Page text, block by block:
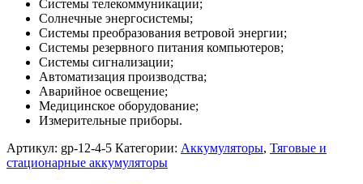
Системы телекоммуникации;
Солнечные энергосистемы;
Системы преобразования ветровой энергии;
Системы резервного питания компьютеров;
Системы сигнализации;
Автоматизация производства;
Аварийное освещение;
Медицинское оборудование;
Измерительные приборы.
Артикул: gp-12-4-5 Категории: Аккумуляторы, Тяговые и
стационарные аккумуляторы